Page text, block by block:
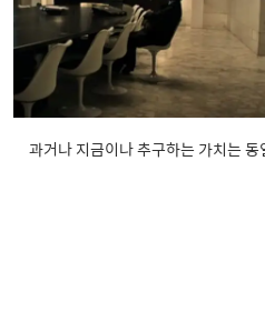
과거나 지금이나 추구하는 가치는 동